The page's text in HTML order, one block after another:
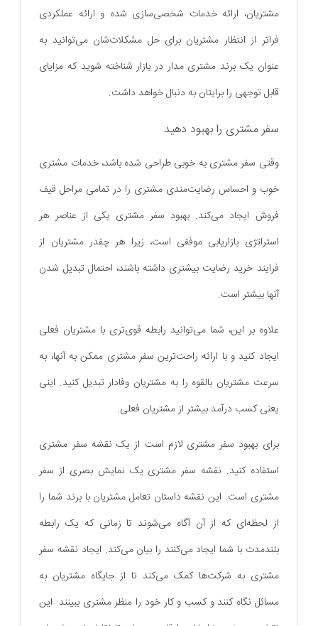
مشتریان، ارائه خدمات شخصی‌سازی شده و ارائه عملکردی
فراتر از انتظار مشتریان برای حل مشکلات‌شان می‌توانید به
عنوان یک برند مشتری مدار در بازار شناخته شوید که مزایای
قابل توجهی را برایتان به دنبال خواهد داشت.
سفر مشتری را بهبود دهید
وقتی سفر مشتری به خوبی طراحی شده باشد، خدمات مشتری
خوب و احساس رضایت‌مندی مشتری را در تمامی مراحل قیف
فروش ایجاد می‌کند. بهبود سفر مشتری یکی از عناصر هر
استراتژی بازاریابی موفقی است، زیرا هر چقدر مشتریان از
فرایند خرید رضایت بیشتری داشته باشند، احتمال تبدیل شدن
آنها بیشتر است.
علاوه بر این، شما می‌توانید رابطه قوی‌تری با مشتریان فعلی
ایجاد کنید و با ارائه راحت‌ترین سفر مشتری ممکن به آنها، به
سرعت مشتریان بالقوه را به مشتریان وفادار تبدیل کنید. اینی
یعنی کسب درآمد بیشتر از مشتریان فعلی.
برای بهبود سفر مشتری لازم است از یک نقشه سفر مشتری
استفاده کنید. نقشه سفر مشتری یک نمایش بصری از سفر
مشتری است. این نقشه داستان تعامل مشتریان با برند شما را
از لحظه‌ای که از آن آگاه می‌شوند تا زمانی که یک رابطه
بلندمدت با شما ایجاد می‌کنند را بیان می‌کند. ایجاد نقشه سفر
مشتری به شرکت‌ها کمک می‌کند تا از جایگاه مشتریان به
مسائل نگاه کنند و کسب و کار خود را منظر مشتری ببینند. این